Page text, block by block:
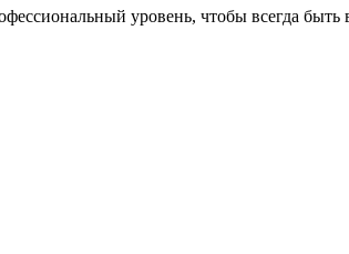
уровень, чтобы всегда быть